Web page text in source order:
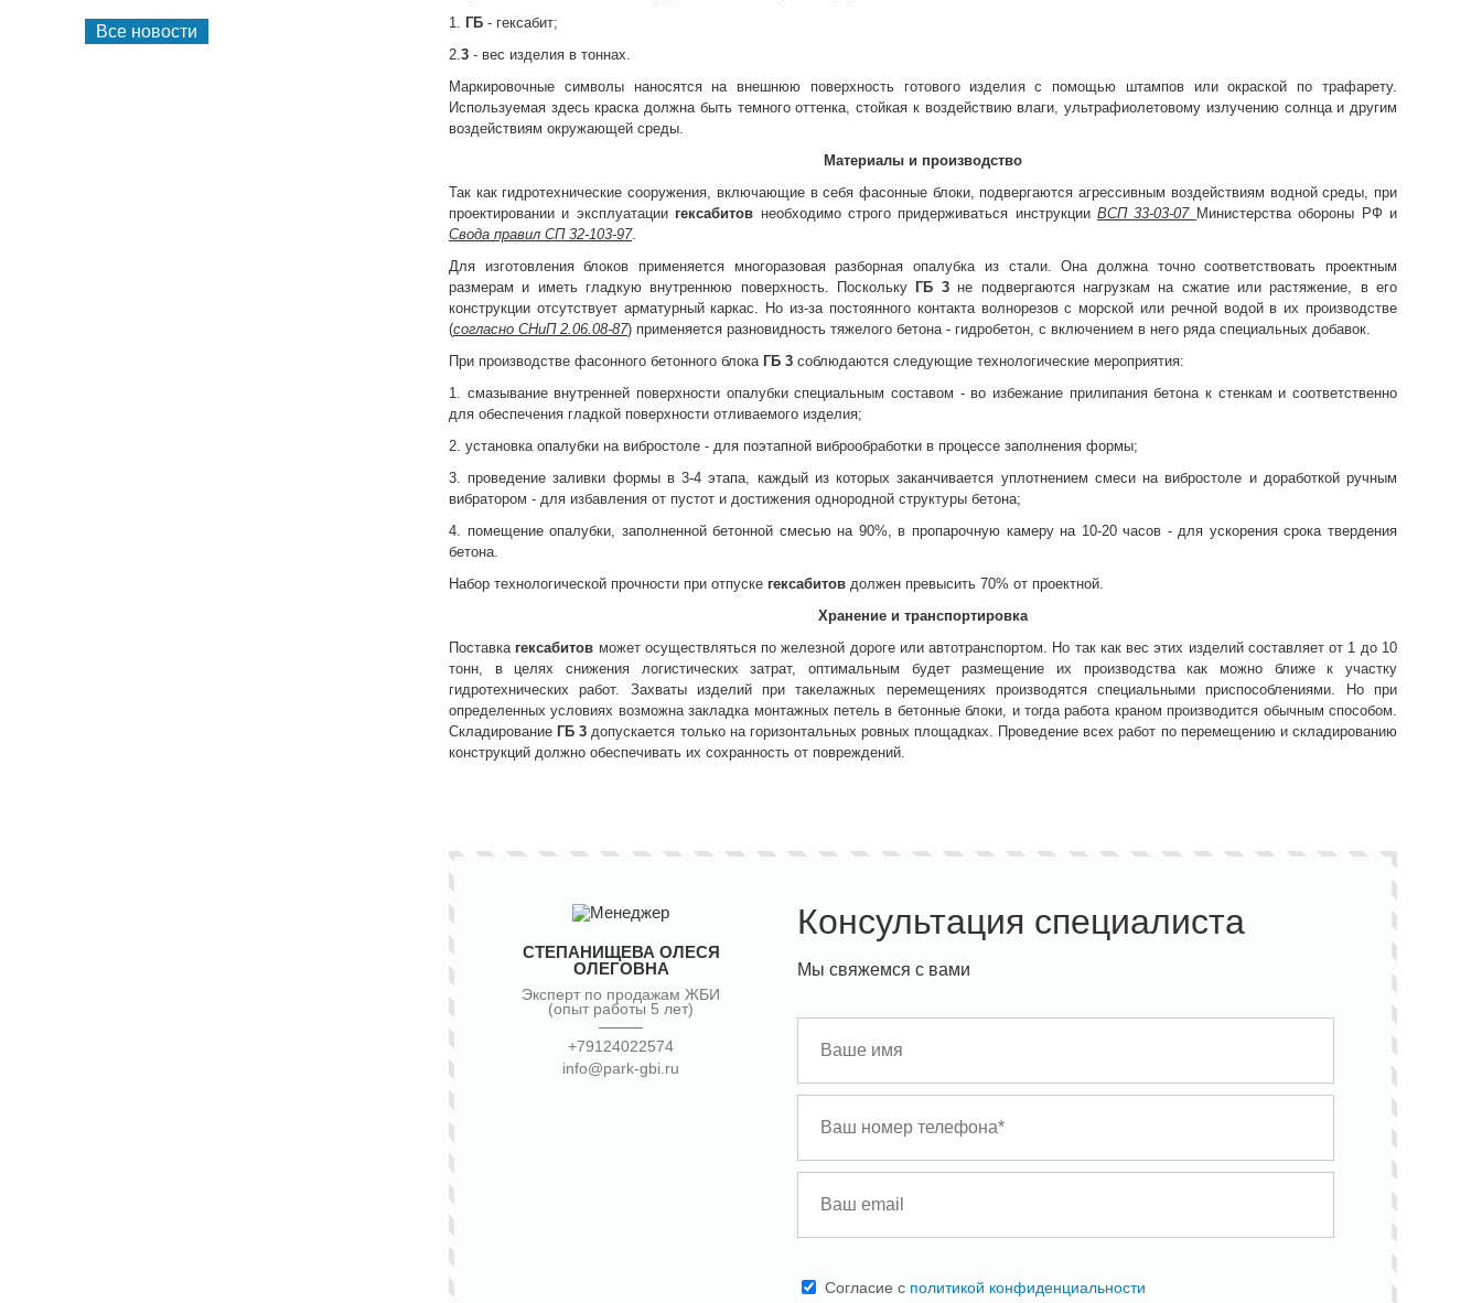
Все новости
1. ГБ - гексабит;
2.3 - вес изделия в тоннах.
Маркировочные символы наносятся на внешнюю поверхность готового изделия с помощью штампов или окраской по трафарету.
Используемая здесь краска должна быть темного оттенка, стойкая к воздействию влаги, ультрафиолетовому излучению солнца и другим
воздействиям окружающей среды.
Материалы и производство
Так как гидротехнические сооружения, включающие в себя фасонные блоки, подвергаются агрессивным воздействиям водной среды, при
проектировании и эксплуатации гексабитов необходимо строго придерживаться инструкцииВСП 33-03-07 Министерства обороны РФ и
Свода правил СП 32-103-97.
Для изготовления блоков применяется многоразовая разборная опалубка из стали. Она должна точно соответствовать проектным
размерам и иметь гладкую внутреннюю поверхность. Поскольку ГБ 3 не подвергаются нагрузкам на сжатие или растяжение, в его
конструкции отсутствует арматурный каркас. Но из-за постоянного контакта волнорезов с морской или речной водой в их производстве
(согласно СНиП 2.06.08-87) применяется разновидность тяжелого бетона - гидробетон, с включением в него ряда специальных добавок.
При производстве фасонного бетонного блока ГБ 3 соблюдаются следующие технологические мероприятия:
1. смазывание внутренней поверхности опалубки специальным составом - во избежание прилипания бетона к стенкам и соответственно
для обеспечения гладкой поверхности отливаемого изделия;
2. установка опалубки на вибростоле - для поэтапной виброобработки в процессе заполнения формы;
3. проведение заливки формы в 3-4 этапа, каждый из которых заканчивается уплотнением смеси на вибростоле и доработкой ручным
вибратором - для избавления от пустот и достижения однородной структуры бетона;
4. помещение опалубки, заполненной бетонной смесью на 90%, в пропарочную камеру на 10-20 часов - для ускорения срока твердения
бетона.
Набор технологической прочности при отпуске гексабитов должен превысить 70% от проектной.
Хранение и транспортировка
Поставкагексабитов может осуществляться по железной дороге или автотранспортом. Но так как вес этих изделий составляет от 1 до 10
тонн, в целях снижения логистических затрат, оптимальным будет размещение их производства как можно ближе к участку
гидротехнических работ. Захваты изделий при такелажных перемещениях производятся специальными приспособлениями. Но при
определенных условиях возможна закладка монтажных петель в бетонные блоки, и тогда работа краном производится обычным способом.
Складирование ГБ 3допускается только на горизонтальных ровных площадках. Проведение всех работ по перемещению и складированию
конструкций должно обеспечивать их сохранность от повреждений.
СТЕПАНИЩЕВА ОЛЕСЯ
ОЛЕГОВНА
Эксперт по продажам ЖБИ
(опыт работы 5 лет)
+79124022574
info@park-gbi.ru
Консультация специалиста
Мы свяжемся с вами
Cогласие с политикой конфиденциальности